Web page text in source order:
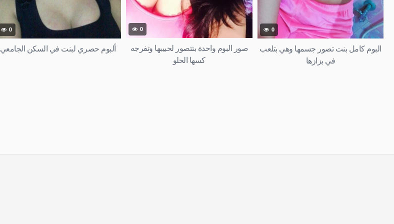
0
ألبوم حصري لبنت في السكن الجامعي
0
صور البوم واحدة بتتصور لحبيبها وتفرجه
كسها الحلو
0
البوم كامل بنت تصور جسمها وهي بتلعب
في بزازها